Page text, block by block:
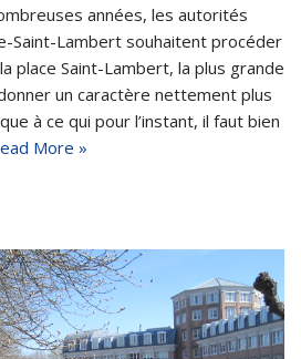
années, les autorités
Saint-Lambert souhaitent procéder
place Saint-Lambert, la plus grande
un caractère nettement plus
à ce qui pour l’instant, il faut bien
More »